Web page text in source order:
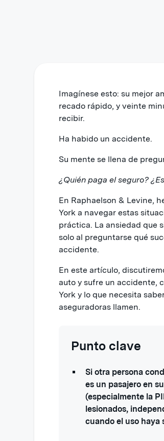
Imagínese esto: su mejor
recado rápido, y veinte
recibir.
Ha habido un accidente.
Su mente se llena de
¿Quién paga el seguro?
En Raphaelson & Levine,
York a navegar estas
práctica. La ansiedad que
solo al preguntarse qué
accidente.
En este artículo,
auto y sufre un accidente,
York y lo que necesita
aseguradoras llamen.
Punto clave
Si otra persona
es un pasajero en
(especialmente la
lesionados,
cuando el uso haya